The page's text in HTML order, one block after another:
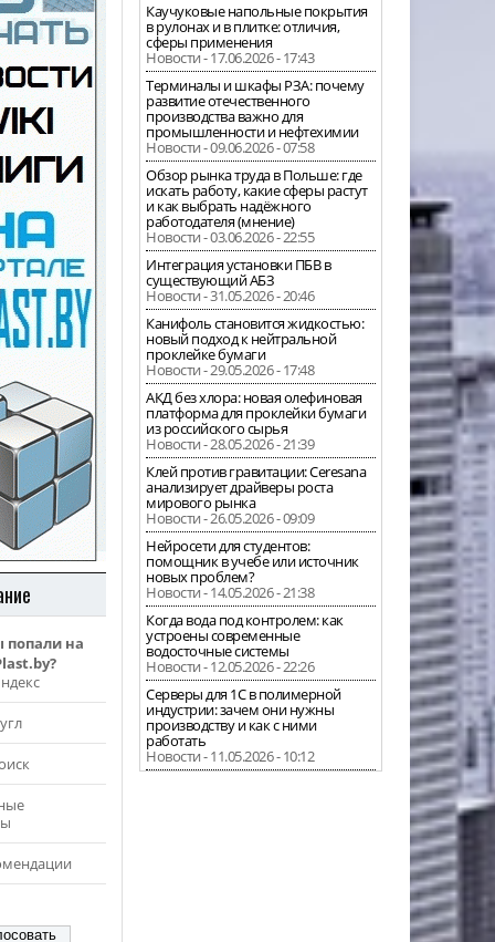
попали на
Каучуковые напольные покрытия
в рулонах и в плитке: отличия,
сферы применения
Новости - 17.06.2026 - 17:43
Терминалы и шкафы РЗА: почему
развитие отечественного
производства важно для
промышленности и нефтехимии
Новости - 09.06.2026 - 07:58
Обзор рынка труда в Польше: где
искать работу, какие сферы растут
и как выбрать надёжного
работодателя (мнение)
Новости - 03.06.2026 - 22:55
Интеграция установки ПБВ в
существующий АБЗ
Новости - 31.05.2026 - 20:46
Канифоль становится жидкостью:
новый подход к нейтральной
проклейке бумаги
Новости - 29.05.2026 - 17:48
АКД без хлора: новая олефиновая
платформа для проклейки бумаги
из российского сырья
Новости - 28.05.2026 - 21:39
Клей против гравитации: Ceresana
анализирует драйверы роста
мирового рынка
Новости - 26.05.2026 - 09:09
Нейросети для студентов:
помощник в учебе или источник
новых проблем?
Новости - 14.05.2026 - 21:38
Когда вода под контролем: как
устроены современные
водосточные системы
Новости - 12.05.2026 - 22:26
Серверы для 1С в полимерной
индустрии: зачем они нужны
производству и как с ними
работать
Новости - 11.05.2026 - 10:12